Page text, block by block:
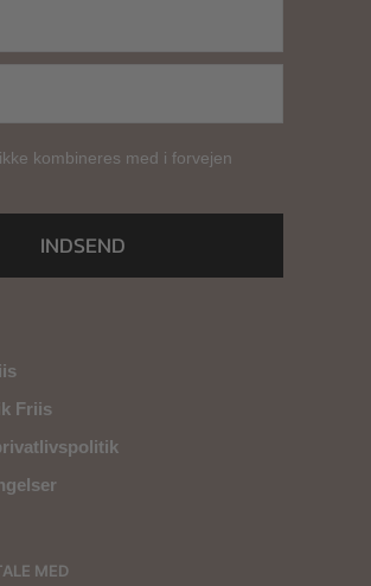
kombineres med i forvejen
INDSEND
Friis
MED